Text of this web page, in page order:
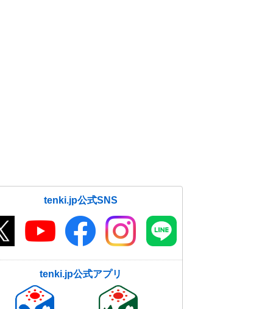
tenki.jp公式SNS
tenki.jp公式アプリ